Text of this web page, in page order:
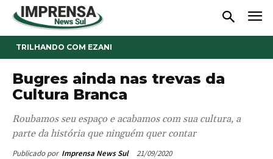
TRILHANDO COM EZANI
Bugres ainda nas trevas da
Cultura Branca
Roubamos seu espaço e acabamos com sua cultura, a
parte da história que ninguém quer contar
Publicado por Imprensa News Sul 21/09/2020